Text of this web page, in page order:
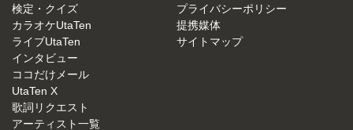
検定・クイズ
カラオケUtaTen
ライブUtaTen
インタビュー
ココだけメール
UtaTen X
歌詞リクエスト
アーティスト一覧
プライバシーポリシー
提携媒体
サイトマップ